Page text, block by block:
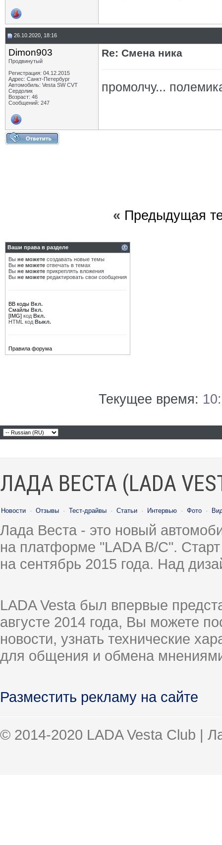
26.10.2020, 18:16
Dimon903
Продвинутый
Регистрация: 04.12.2015
Адрес: Санкт-Петербург
Автомобиль: Vesta SW CVT
Сердолик
Возраст: 46
Сообщений: 247
Re: Смена ника
промолчу...
« Предыдущая
Ваши права в разделе
Вы не можете создавать новые темы
Вы не можете отвечать в темах
Вы не можете прикреплять вложения
Вы не можете редактировать свои сообщения
BB коды Вкл.
Смайлы Вкл.
[IMG] код Вкл.
HTML код Выкл.
Правила форума
Текущее время:
ЛАДА ВЕСТА (LADA
Новости · Отзывы · Тест-драйвы · Статьи · Интервью · Фото ·
Лада Веста - это новый
на платформе "LADA B/C".
на сентябрь 2015 года. Над
LADA Vesta был впервые
августе 2014 года, Вы можете
новости, узнать технические
для общения и обмена
Разместить рекламу на сайте
© 2014-2020 LADA Vesta Club |